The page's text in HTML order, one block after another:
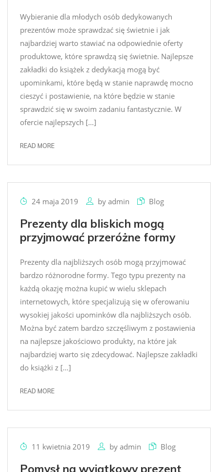
Wybieranie dla młodych osób dedykowanych
prezentów może sprawdzać się świetnie i jak
najbardziej warto stawiać na odpowiednie oferty
produktowe, które sprawdzą się świetnie. Najlepsze
zakładki do książek z dedykacją mogą być
upominkami, które będą w stanie naprawdę mocno
cieszyć i postawienie, na które będzie w stanie
sprawdzić się w swoim zadaniu fantastycznie. W
ofercie najlepszych […]
READ MORE
24 maja 2019 by admin Blog
Prezenty dla bliskich mogą
przyjmować przeróżne formy
Prezenty dla najbliższych osób mogą przyjmować
bardzo różnorodne formy. Tego typu prezenty na
każdą okazję można kupić w wielu sklepach
internetowych, które specjalizują się w oferowaniu
wysokiej jakości upominków dla najbliższych osób.
Można być zatem bardzo szczęśliwym z postawienia
na najlepsze jakościowo produkty, na które jak
najbardziej warto się zdecydować. Najlepsze zakładki
do książki z […]
READ MORE
11 kwietnia 2019 by admin Blog
Pomysł na wyjątkowy prezent